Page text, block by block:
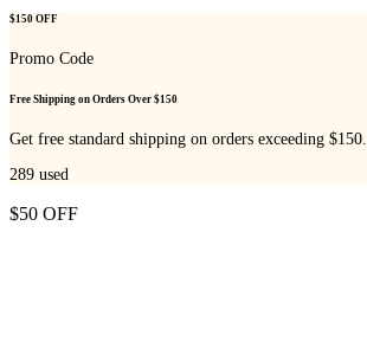
$150 OFF
Promo Code
Free Shipping on Orders Over $150
Get free standard shipping on orders exceeding $150.
289 used
$50 OFF